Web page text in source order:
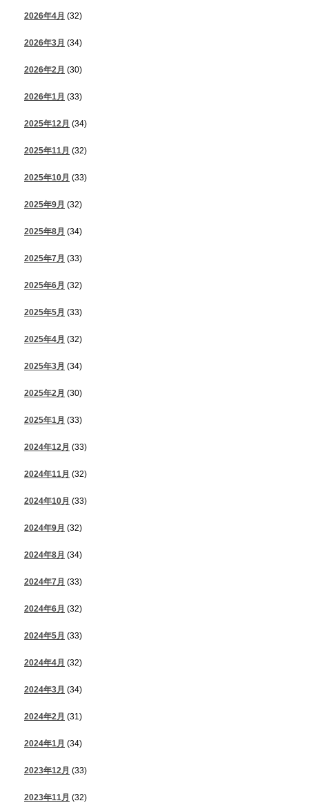
2026年4月 (32)
2026年3月 (34)
2026年2月 (30)
2026年1月 (33)
2025年12月 (34)
2025年11月 (32)
2025年10月 (33)
2025年9月 (32)
2025年8月 (34)
2025年7月 (33)
2025年6月 (32)
2025年5月 (33)
2025年4月 (32)
2025年3月 (34)
2025年2月 (30)
2025年1月 (33)
2024年12月 (33)
2024年11月 (32)
2024年10月 (33)
2024年9月 (32)
2024年8月 (34)
2024年7月 (33)
2024年6月 (32)
2024年5月 (33)
2024年4月 (32)
2024年3月 (34)
2024年2月 (31)
2024年1月 (34)
2023年12月 (33)
2023年11月 (32)